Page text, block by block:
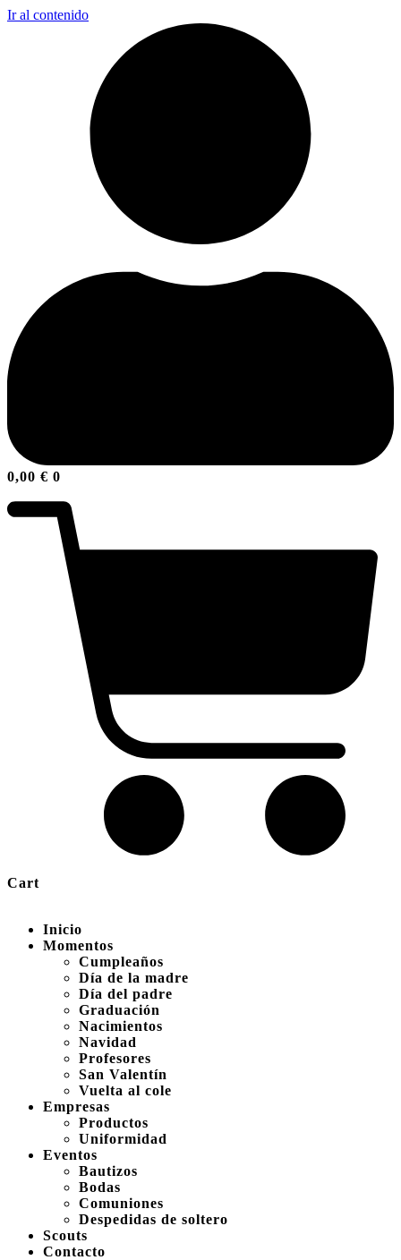
Ir al contenido
0,00 € 0
Cart
Inicio
Momentos
Cumpleaños
Día de la madre
Día del padre
Graduación
Nacimientos
Navidad
Profesores
San Valentín
Vuelta al cole
Empresas
Productos
Uniformidad
Eventos
Bautizos
Bodas
Comuniones
Despedidas de soltero
Scouts
Contacto